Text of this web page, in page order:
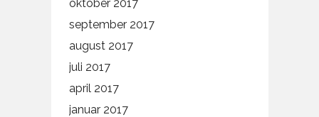
oktober 2017
september 2017
august 2017
juli 2017
april 2017
januar 2017